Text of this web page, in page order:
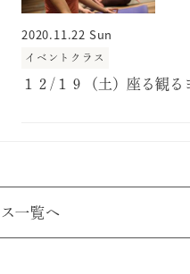
2020.11.22 Sun
イベントクラス
１２/１９（土）座る観る
一覧へ